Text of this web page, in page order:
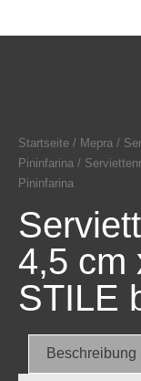
Startseite / Mepra /
Pininfarina /
Pininfarina
4,5 cm
STILE
Beschreibung